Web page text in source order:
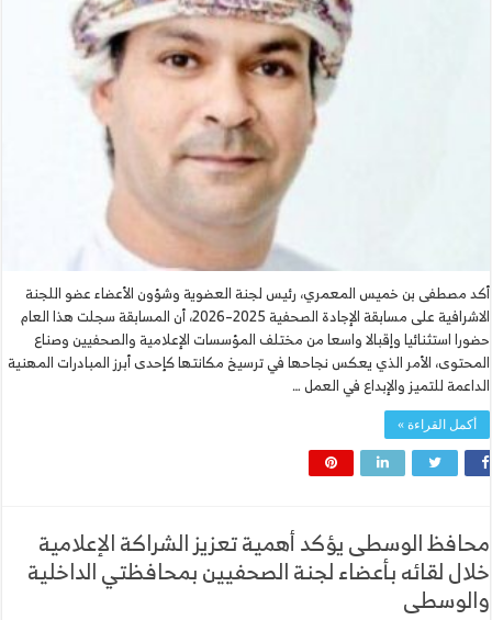
أكد مصطفى بن خميس المعمري، رئيس لجنة العضوية وشؤون الأعضاء عضو اللجنة
الاشرافية على مسابقة الإجادة الصحفية 2025–2026، أن المسابقة سجلت هذا العام
حضورا استثنائيا وإقبالا واسعا من مختلف المؤسسات الإعلامية والصحفيين وصناع
المحتوى، الأمر الذي يعكس نجاحها في ترسيخ مكانتها كإحدى أبرز المبادرات المهنية
الداعمة للتميز والإبداع في العمل …
أكمل القراءة »
محافظ الوسطى يؤكد أهمية تعزيز الشراكة الإعلامية
خلال لقائه بأعضاء لجنة الصحفيين بمحافظتي الداخلية
والوسطى